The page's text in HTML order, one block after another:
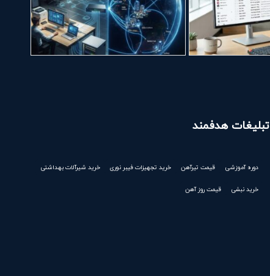
تبلیغات هدفمند
دوره آموزشی قیمت تیرآهن خرید تجهیزات فیبر نوری خرید شیرآلات بهداشتی
خرید نبشی قیمت روز آهن